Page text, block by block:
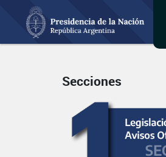
Secciones